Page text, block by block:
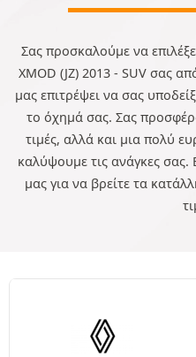
Σας προσκαλούμε να
XMOD (JZ) 2013 - SUV σας
μας επιτρέψει να σας
το όχημά σας. Σας
τιμές, αλλά και μια πολύ
καλύψουμε τις ανάγκες σας.
μας για να βρείτε τα